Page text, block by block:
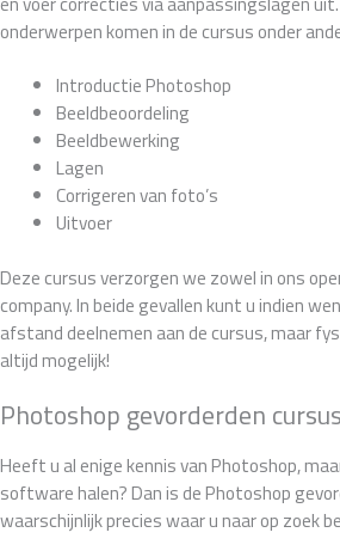
onderwerpen komen in de cursus onder
Introductie Photoshop
Beeldbeoordeling
Beeldbewerking
Lagen
Corrigeren van foto’s
Uitvoer
Deze cursus verzorgen we zowel in ons
company. In beide gevallen kunt u indien
afstand deelnemen aan de cursus, maar
altijd mogelijk!
Photoshop gevorderden
Heeft u al enige kennis van Photoshop,
software halen? Dan is de Photoshop
waarschijnlijk precies waar u naar op zoek